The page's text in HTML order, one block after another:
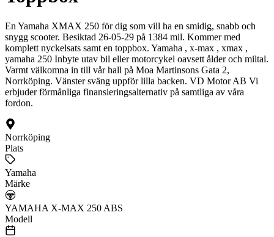
En Yamaha XMAX 250 för dig som vill ha en smidig, snabb och
snygg scooter. Besiktad 26-05-29 på 1384 mil. Kommer med
komplett nyckelsats samt en toppbox. Yamaha , x-max , xmax ,
yamaha 250 Inbyte utav bil eller motorcykel oavsett ålder och miltal.
Varmt välkomna in till vår hall på Moa Martinsons Gata 2,
Norrköping. Vänster sväng uppför lilla backen. VD Motor AB Vi
erbjuder förmånliga finansieringsalternativ på samtliga av våra
fordon.
Norrköping
Plats
Yamaha
Märke
YAMAHA X-MAX 250 ABS
Modell